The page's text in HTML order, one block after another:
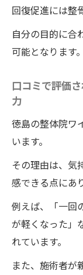
回復促進には整
自分の目的に合
可能となります。
口コミで評価
力
徳島の整体院ワ
います。
その理由は、気
感できる点にあ
例えば、「一回
が軽くなった」
れています。
また、施術者が